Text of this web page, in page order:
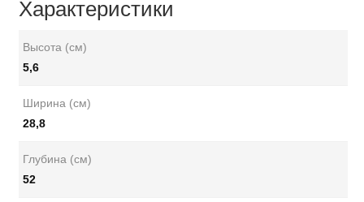
Характеристики
Высота (см)
5,6
Ширина (см)
28,8
Глубина (см)
52